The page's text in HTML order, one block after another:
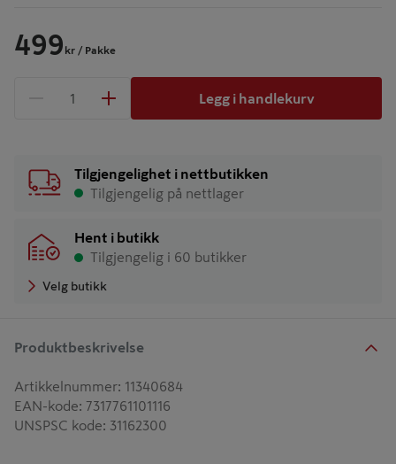
499 kr / Pakke
1 produkter
Legg i handlekurv
Tilgjengelighet i nettbutikken
Tilgjengelig på nettlager
Hent i butikk
Tilgjengelig i 60 butikker
Velg butikk
Produktbeskrivelse
Artikkelnummer: 11340684
EAN-kode: 7317761101116
UNSPSC kode: 31162300